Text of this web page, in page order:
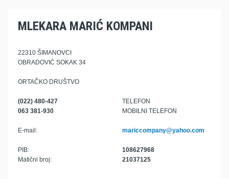
MLEKARA MARIĆ KOMPANI
22310 ŠIMANOVCI
OBRADOVIĆ SOKAK 34
ORTAČKO DRUŠTVO
(022) 480-427
TELEFON
063 381-930
MOBILNI TELEFON
E-mail: mariccompany@yahoo.com
PIB:
108627968
Matični broj:
21037125